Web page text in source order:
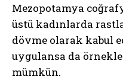
Mezopotamya
üstü kadınlarda
dövme olarak kabul
uygulansa da
mümkün.